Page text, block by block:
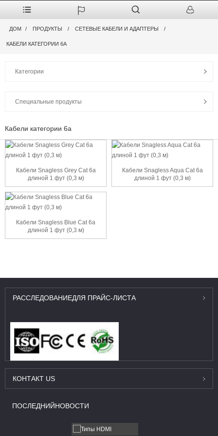
ДОМ ПРОДУКТЫ СЕТЕВЫЕ КАБЕЛИ И АДАПТЕРЫ
КАБЕЛИ КАТЕГОРИИ 6А
Категории
Специальные продукты
Кабели категории 6а
Кабели Snagless Grey Cat 6a
длиной 1 фут (0,3 м)
Кабели Snagless Aqua Cat 6a
длиной 1 фут (0,3 м)
Кабели Snagless Blue Cat 6a
длиной 1 фут (0,3 м)
РАССЛЕДОВАНИЕДЛЯ ПРАЙС-ЛИСТА
КОНТАКТ US
ПОСЛЕДНИЙНОВОСТИ